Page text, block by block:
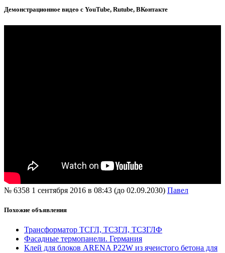
Демонстрационное видео с YouTube, Rutube, ВКонтакте
№ 6358 1 сентября 2016 в 08:43 (до 02.09.2030) Павел
Похожие объявления
Трансформатор ТСГЛ, ТСЗГЛ, ТСЗГЛФ
Фасадные термопанели. Германия
Клей для блоков ARENA P22W из ячеистого бетона для